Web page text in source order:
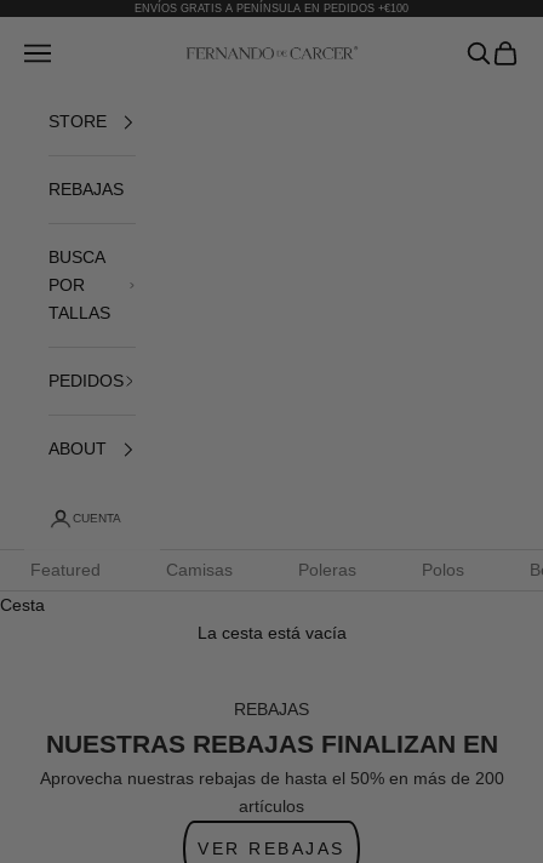
ENVÍOS GRATIS A PENÍNSULA EN PEDIDOS +€100
Fernando de Cárcer
Abrir menú de navegación AbrirAbrir
STORE
REBAJAS
BUSCA
POR
TALLAS
PEDIDOS
ABOUT
CUENTA
Featured Camisas Poleras Polos
Cesta
La cesta está vacía
REBAJAS
NUESTRAS REBAJAS FINALIZAN EN
Aprovecha nuestras rebajas de hasta el 50% en más de 200
artículos
VER REBAJAS